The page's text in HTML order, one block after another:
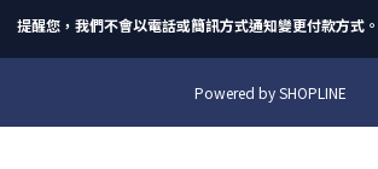
提醒您，我們不會以電話或簡訊方式通知變更付款方式。
Powered by SHOPLINE